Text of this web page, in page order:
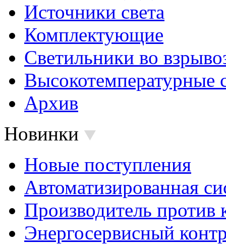
Источники света
Комплектующие
Светильники во
Высокотемпературные
Архив
Новинки
Новые поступления
Автоматизированная
Производитель против
Энергосервисный